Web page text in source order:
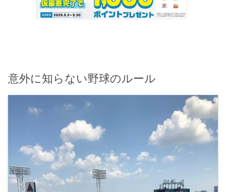
意外に知らない野球のルール